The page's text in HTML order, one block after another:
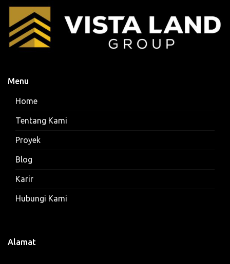
Menu
Home
Tentang Kami
Proyek
Blog
Karir
Hubungi Kami
Alamat